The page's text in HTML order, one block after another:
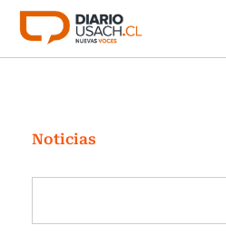
Click acá para ir directamente
Investigación
Cultura
Programas Radio y TV
Noticias